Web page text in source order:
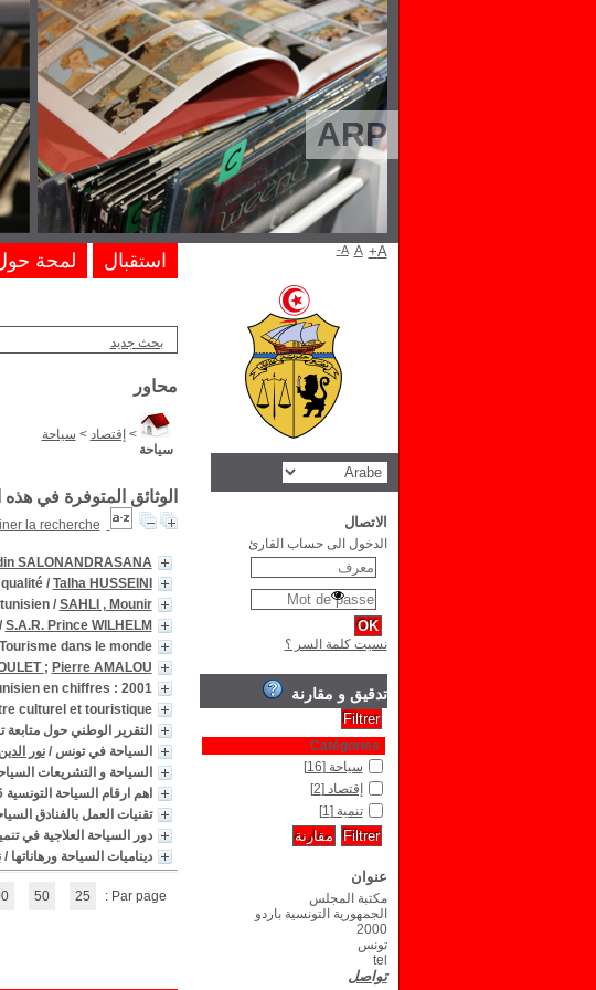
ARP
بحث جديد
محاور
> إقتصاد > سياحة
سياحة
الوثائق المتوفرة في هذه
la recherche
SALONANDRASANA
/ Talha HUSSEINI
/ SAHLI , Mounir
S.A.R. Prince WILHELM
dans le monde .
; Pierre AMALOU
en chiffres : 2001
culturel et touristique .
التقرير الوطني حول متابعة
السياحة في تونس /نور
السياحة و التشريعات
اهم ارقام السياحة التونسية 2006
تقنيات العمل بالفنادق
دور السياحة العلاجية في
ديناميات السياحة ورهاناتها /
Par page :
25
50
استقبال لمحة A- A A+
الاتصال
الدخول الى حساب القارئ
نسيت كلمة السر ؟
تدقيق و مقارنة
Catégories
سياحة [16]
إقتصاد [2]
تنمية [1]
عنوان
مكتبة المجلس
الجمهورية التونسية باردو
2000
تونس
tel
تواصل